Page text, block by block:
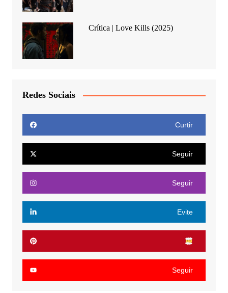
Crítica | Love Kills (2025)
Redes Sociais
Curtir
Seguir
Seguir
Evite
Seguir